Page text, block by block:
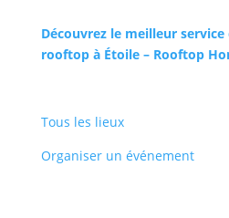
Découvrez le meilleur
rooftop à Étoile – Rooftop
Tous les lieux
Organiser un événement